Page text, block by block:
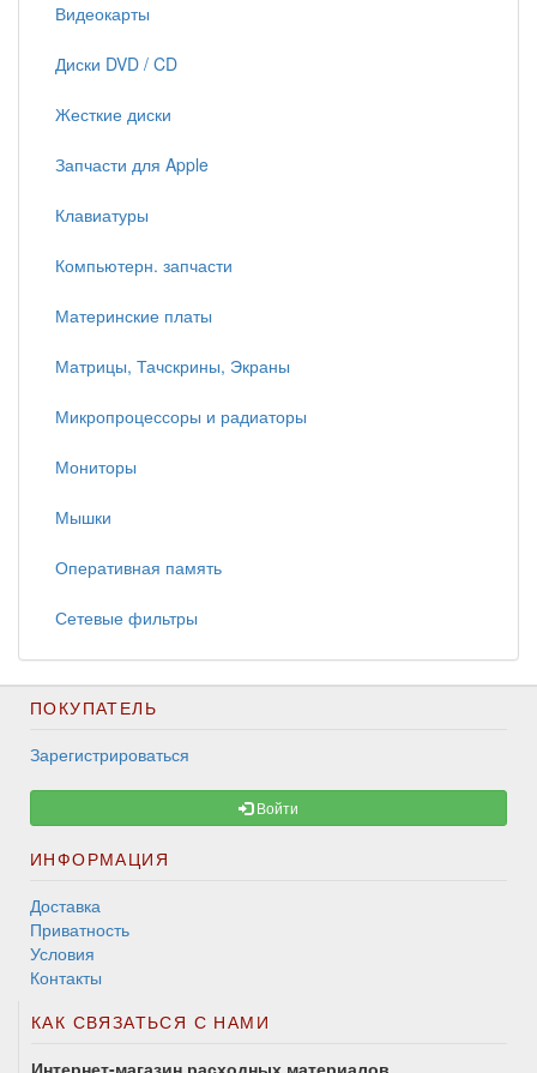
Видеокарты
Диски DVD / CD
Жесткие диски
Запчасти для Apple
Клавиатуры
Компьютерн. запчасти
Материнские платы
Матрицы, Тачскрины, Экраны
Микропроцессоры и радиаторы
Мониторы
Мышки
Оперативная память
Сетевые фильтры
ПОКУПАТЕЛЬ
Зарегистрироваться
Войти
ИНФОРМАЦИЯ
Доставка
Приватность
Условия
Контакты
КАК СВЯЗАТЬСЯ С НАМИ
Интернет-магазин расходных материалов